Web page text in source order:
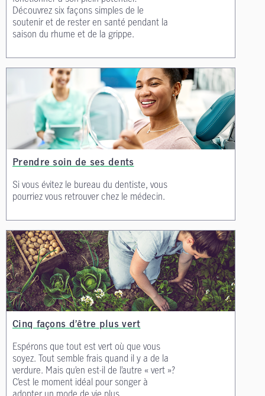
Découvrez six façons simples de le
soutenir et de rester en santé pendant la
saison du rhume et de la grippe.
Prendre soin de ses dents
Si vous évitez le bureau du dentiste, vous
pourriez vous retrouver chez le médecin.
Cinq façons d’être plus vert
Espérons que tout est vert où que vous
soyez. Tout semble frais quand il y a de la
verdure. Mais qu’en est-il de l’autre « vert »?
C’est le moment idéal pour songer à